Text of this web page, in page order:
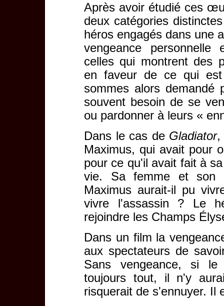
Après avoir étudié ces
deux catégories
héros engagés dans une
vengeance
celles qui montrent des
en faveur de ce qui
sommes alors demandé
souvent besoin de se
ou pardonner à leurs «
Dans le cas de Gladiator,
Maximus, qui avait pour
pour ce qu'il avait fait à
vie. Sa femme et son
Maximus aurait-il pu
vivre l'assassin ? Le
rejoindre les Champs
Dans un film la
aux spectateurs de
Sans vengeance, si le
toujours tout, il n'y
risquerait de s'ennuyer. Il